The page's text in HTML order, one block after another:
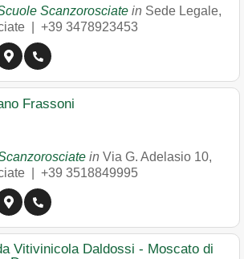
Scanzorosciate in Sede Legale,
+39 3478923453
Frassoni
in Via G. Adelasio 10,
+39 3518849995
Vitivinicola Daldossi - Moscato di